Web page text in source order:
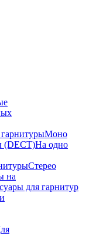
Моно
(DECT)На одно
Стерео
на
для гарнитур